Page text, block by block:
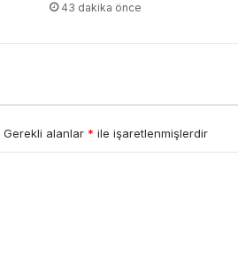
43 dakika önce
Gerekli alanlar * ile işaretlenmişlerdir